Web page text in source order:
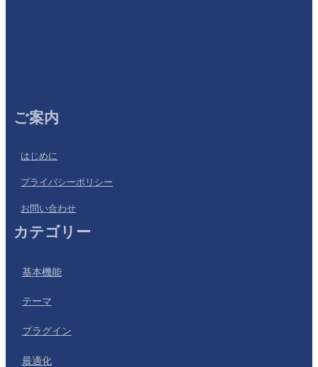
ご案内
はじめに
プライバシーポリシー
お問い合わせ
カテゴリー
基本機能
テーマ
プラグイン
最適化